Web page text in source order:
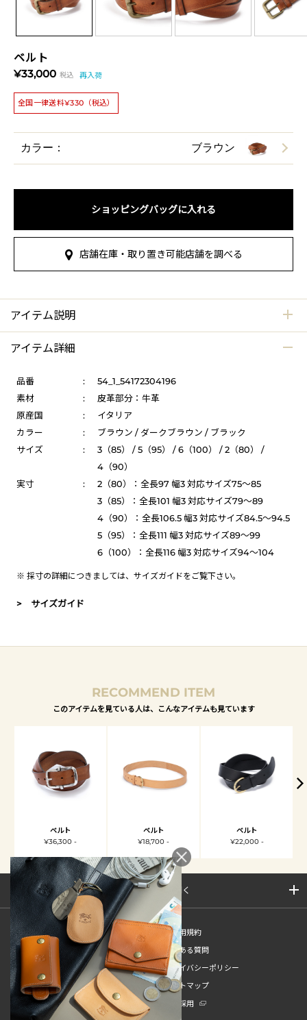
ベルト
¥33,000 税込 再入荷
全国一律送料¥330（税込）
カラー： ブラウン
ショッピングバッグに入れる
店舗在庫・取り置き可能店舗を調べる
アイテム説明
アイテム詳細
品番 :
54_1_54172304196
素材
:
皮革部分：牛革
原産国
:
イタリア
カラー
:
ブラウン / ダークブラウン / ブラック
サイズ
:
3（85） / 5（95） / 6（100） / 2（80） /
4（90）
実寸
:
2（80）：全長97 幅3 対応サイズ75～85
3（85）：全長101 幅3 対応サイズ79～89
4（90）：全長106.5 幅3 対応サイズ84.5～94.5
5（95）：全長111 幅3 対応サイズ89～99
6（100）：全長116 幅3 対応サイズ94～104
※ 採寸の詳細につきましては、 サイズガイドをご覧下さい。
> サイズガイド
RECOMMEND ITEM
このアイテムを見ている人は、こんなアイテムも見ています
ベルト
¥36,300 -
ベルト
¥18,700 -
ベルト
¥22,000 -
サイトマップを開く
新規会員登録
ご利用規約
ご利用ガイド
よくある質問
特定商取引法
プライバシーポリシー
お問い合わせ
サイトマップ
販売スタッフ中途採用
新卒採用